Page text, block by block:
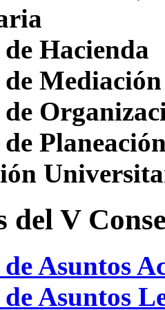
Hacienda
de
del V
Asuntos
Asuntos